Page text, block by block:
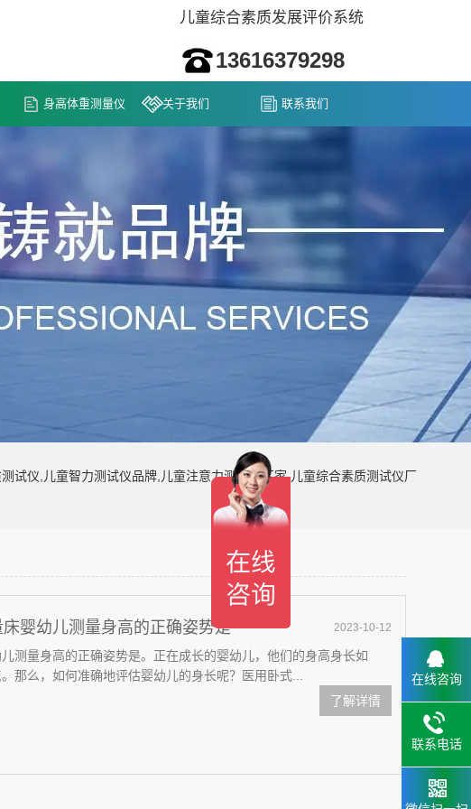
13616379298
儿童综合素质发展评价系统
身高体重测量仪 关于我们 联系我们
试仪,儿童智力测试仪品牌,儿童注意力测试仪厂家,儿童综合素质测试仪厂
2023-10-12
婴幼儿测量身高的正确姿势是
测量身高的正确姿势是。正在成长的婴幼儿，他们的身高身长如
那么，如何准确地评估婴幼儿的身长呢？医用卧式...
了解详情
在线咨询
联系电话